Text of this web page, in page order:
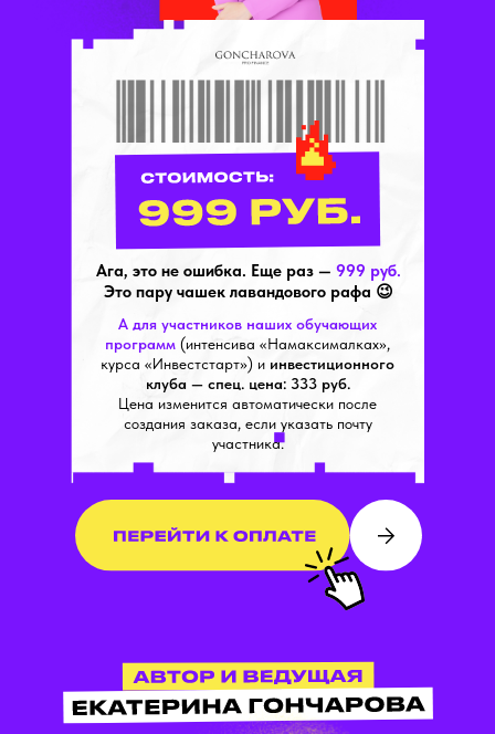
А для участников наших обучающих
программ (интенсива «Намаксималках»,
курса «Инвестстарт») и инвестиционного
клуба — спец. цена: 333 руб.
Цена изменится автоматически после
создания заказа, если указать почту
участника.
Ага, это не ошибка. Еще раз — 999 руб.
Это пару чашек лавандового рафа 😉